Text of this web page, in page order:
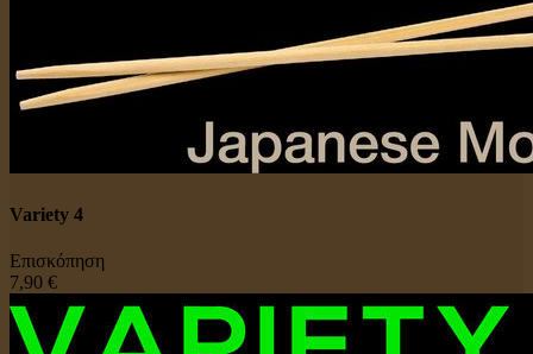
Variety 4
Επισκόπηση
7,90 €